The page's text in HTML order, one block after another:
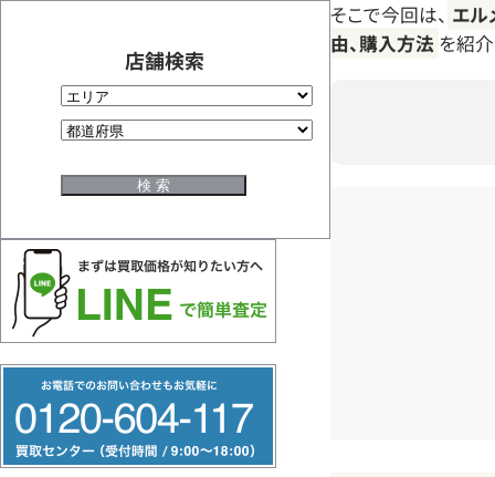
店舗検索
リ
ー
そこで今回は、 エル
由、購入方法 を紹介